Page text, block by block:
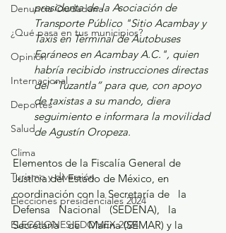
Denuncia Ciudadana
¿Qué pasa en tus municipios?
Opinión
Internacional
Deportes
Salud
Clima
Turismo y diversión
Elecciones presidenciales 2024
ELECCIONES EDOMEX 2024
presidenta de la Asociación de
Transporte Público "Sitio Acambay y
Taxis en Terminal de Autobuses
Foráneos en Acambay A.C.", quien
habría recibido instrucciones directas
del “Tuzantla” para que, con apoyo
de taxistas a su mando, diera
seguimiento e informara la movilidad
de Agustín Oropeza.
Elementos de la Fiscalía General de
Justicia del Estado de México, en
coordinación con la Secretaría de   la
Defensa   Nacional   (SEDENA),   la
Secretaría   de   Marina (SEMAR) y la